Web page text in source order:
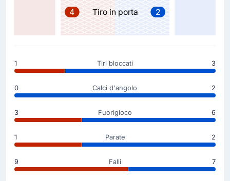
Cartellino giallo
4 Tiro in porta 2
1 Tiri bloccati 3
0 Calci d'angolo 2
3 Fuorigioco 6
1 Parate 2
9 Falli 7